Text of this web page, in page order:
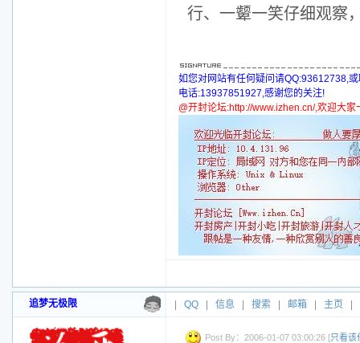
行、一颦一笑仔细观察
如您对网站有任何疑问请QQ:93612738,
电话:13937851927,感谢您的关注!
@开封论坛:http://www.izhen.cn/,欢迎大家
追梦无极限 QQ 信息 搜索 邮箱 主页
Post By：2006-01-07 03:00:26 [只看该